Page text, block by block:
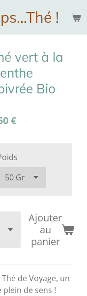
!
vert à la
Bio
€
Ajouter
au
panier
Thé de Voyage, un
plein de sens !